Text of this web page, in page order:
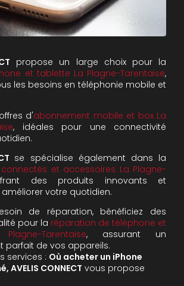
propose un large choix pour la
et tablette La Plagne-Tarentaise,
les besoins en téléphonie mobile et
d'abonnement mobile et box La
, idéales pour une connectivité
se spécialise également dans la
et accessoires La Plagne-
des produits innovants et
votre quotidien.
de réparation, bénéficiez des
pour la réparation de téléphone et
Tarentaise, assurant un
parfait de vos appareils.
services : Où acheter un iPhone
AVELIS CONNECT vous propose